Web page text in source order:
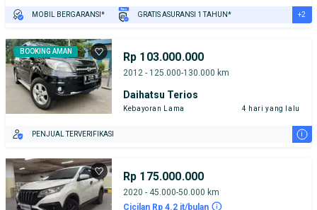
MOBIL BERGARANSI* GRATIS ASURANSI 1 TAHUN* +2
BOOKING AMAN Rp 103.000.000
2012 - 125.000-130.000 km
Daihatsu Terios
Kebayoran Lama 4 hari yang lalu
PENJUAL TERVERIFIKASI i
Rp 175.000.000
2020 - 45.000-50.000 km
Cicilan Rp 4.2 jt/bulan